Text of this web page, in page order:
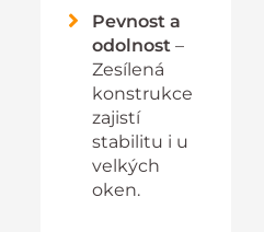
Pevnost a
odolnost –
Zesílená
konstrukce
zajistí
stabilitu i u
velkých
oken.